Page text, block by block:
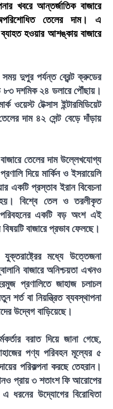
খবরে আন্তর্জাতিক বাজারে
তেলের দাম। এ
ব্যাহত হওয়ার আশঙ্কায় বাজারে
দুপুর পর্যন্ত ব্রেন্ট ক্রুডের
৮৩ দশমিক ২৪ ডলারে পৌঁছায়।
ওয়েস্ট টেক্সাস ইন্টারমিডিয়েট
দাম ৪২ সেন্ট বেড়ে দাঁড়ায়
তেলের দাম উল্লেখযোগ্য
দিয়ে মার্কিন ও ইসরায়েলি
একটি প্রস্তাব ইরান বিবেচনা
বিশ্বে তেল ও তরলীকৃত
একটি বড় অংশ এই
বাজারে প্রভাব ফেলছে।
মধ্যে উত্তেজনা
বাজারে অনিশ্চয়তা এখনও
প্রণালিতে জাহাজ চলাচল
শর্ত বা নিয়ন্ত্রিত ব্যবস্থাপনা
উদ্বেগ বাড়িয়েছে।
বরাত দিয়ে জানা গেছে,
পণ্য পরিবহন মূল্যের ৫
পরিকল্পনা করছে তেহরান।
প্রায় ৩ শতাংশ ফি আরোপের
ধরনের উদ্যোগের বিরোধিতা